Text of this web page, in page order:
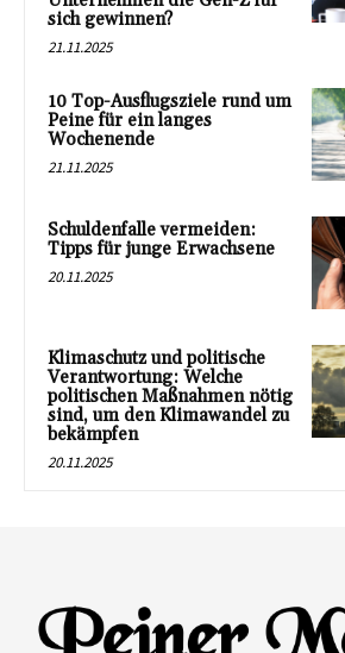
sich gewinnen?
21.11.2025
10 Top-Ausflugsziele rund um
Peine für ein langes
Wochenende
21.11.2025
Schuldenfalle vermeiden:
Tipps für junge Erwachsene
20.11.2025
Klimaschutz und politische
Verantwortung: Welche
politischen Maßnahmen nötig
sind, um den Klimawandel zu
bekämpfen
20.11.2025